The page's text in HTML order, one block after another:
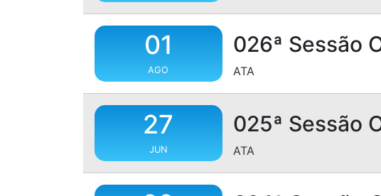
01
AGO
026ª Sessão
ATA
27
JUN
025ª Sessão
ATA